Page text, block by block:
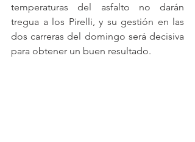
temperaturas del asfalto no darán
tregua a los Pirelli, y su gestión en las
dos carreras del domingo será decisiva
para obtener un buen resultado.